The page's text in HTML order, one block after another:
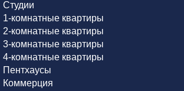
Студии
1-комнатные квартиры
2-комнатные квартиры
3-комнатные квартиры
4-комнатные квартиры
Пентхаусы
Коммерция